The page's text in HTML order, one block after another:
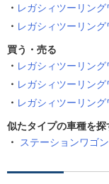
レガシィツーリン
レガシィツーリン
買う・売る
レガシィツーリン
レガシィツーリン
レガシィツーリン
似たタイプの車種を探
ステーションワゴン